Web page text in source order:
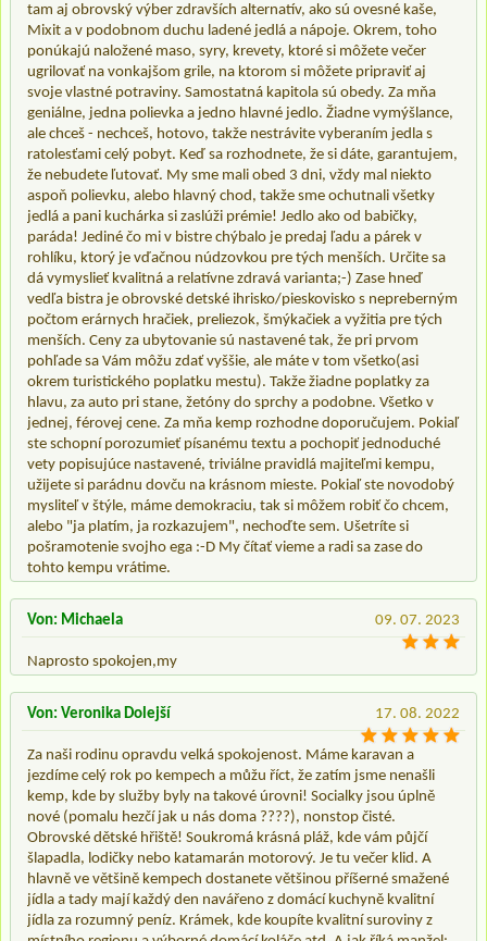
tam aj obrovský výber zdravších alternatív, ako sú ovesné kaše,
Mixit a v podobnom duchu ladené jedlá a nápoje. Okrem, toho
ponúkajú naložené maso, syry, krevety, ktoré si môžete večer
ugrilovať na vonkajšom grile, na ktorom si môžete pripraviť aj
svoje vlastné potraviny. Samostatná kapitola sú obedy. Za mňa
geniálne, jedna polievka a jedno hlavné jedlo. Žiadne vymýšlance,
ale chceš - nechceš, hotovo, takže nestrávite vyberaním jedla s
ratolesťami celý pobyt. Keď sa rozhodnete, že si dáte, garantujem,
že nebudete ľutovať. My sme mali obed 3 dni, vždy mal niekto
aspoň polievku, alebo hlavný chod, takže sme ochutnali všetky
jedlá a pani kuchárka si zaslúži prémie! Jedlo ako od babičky,
paráda! Jediné čo mi v bistre chýbalo je predaj ľadu a párek v
rohlíku, ktorý je vďačnou núdzovkou pre tých menších. Určite sa
dá vymyslieť kvalitná a relatívne zdravá varianta;-) Zase hneď
vedľa bistra je obrovské detské ihrisko/pieskovisko s nepreberným
počtom erárnych hračiek, preliezok, šmýkačiek a vyžitia pre tých
menších. Ceny za ubytovanie sú nastavené tak, že pri prvom
pohľade sa Vám môžu zdať vyššie, ale máte v tom všetko(asi
okrem turistického poplatku mestu). Takže žiadne poplatky za
hlavu, za auto pri stane, žetóny do sprchy a podobne. Všetko v
jednej, férovej cene. Za mňa kemp rozhodne doporučujem. Pokiaľ
ste schopní porozumieť písanému textu a pochopiť jednoduché
vety popisujúce nastavené, triviálne pravidlá majiteľmi kempu,
užijete si parádnu dovču na krásnom mieste. Pokiaľ ste novodobý
mysliteľ v štýle, máme demokraciu, tak si môžem robiť čo chcem,
alebo "ja platím, ja rozkazujem", nechoďte sem. Ušetríte si
pošramotenie svojho ega :-D My čítať vieme a radi sa zase do
tohto kempu vrátime.
09. 07. 2023
Von: Michaela
Naprosto spokojen,my
17. 08. 2022
Von: Veronika Dolejší
Za naši rodinu opravdu velká spokojenost. Máme karavan a
jezdíme celý rok po kempech a můžu říct, že zatím jsme nenašli
kemp, kde by služby byly na takové úrovni! Socialky jsou úplně
nové (pomalu hezčí jak u nás doma ????), nonstop čisté.
Obrovské dětské hřiště! Soukromá krásná pláž, kde vám půjčí
šlapadla, lodičky nebo katamarán motorový. Je tu večer klid. A
hlavně ve většině kempech dostanete většinou příšerné smažené
jídla a tady mají každý den navářeno z domácí kuchyně kvalitní
jídla za rozumný peníz. Krámek, kde koupíte kvalitní suroviny z